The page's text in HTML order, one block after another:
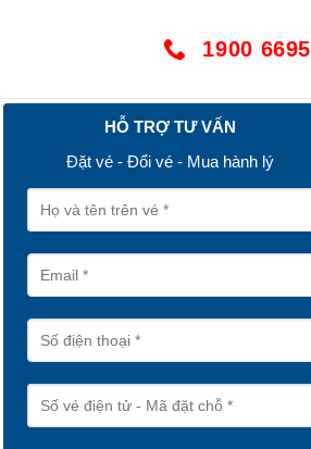
1900 6695
HỖ TRỢ TƯ VẤN
Đặt vé - Đổi vé - Mua hành lý